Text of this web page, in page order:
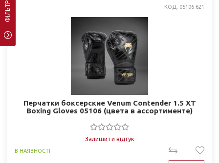
ФІЛЬТР КОД: 05106-621
Перчатки боксерские Venum Contender 1.5 XT
Boxing Gloves 05106 (цвета в ассортименте)
Залишити відгук
В НАЯВНОСТІ